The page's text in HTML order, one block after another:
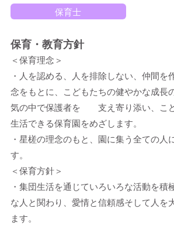
保育士
保育・教育方針
＜保育理念＞
・人を認める、人を排除しない、仲
念をもとに、こどもたちの健やかな成長
気の中で保護者を 支え寄り添い、こ
生活できる保育園をめざします。
・星槎の理念のもと、園に集う全ての人
す。
＜保育方針＞
・集団生活を通じていろいろな活動を積
な人と関わり、愛情と信頼感そして人を
ます。